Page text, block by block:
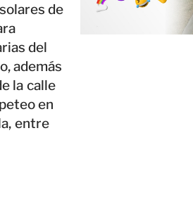
de
del
además
la calle
en
entre